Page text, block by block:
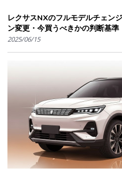
レクサスNXのフルモデルチェン
ン変更・今買うべきかの判断基準
2025/06/15